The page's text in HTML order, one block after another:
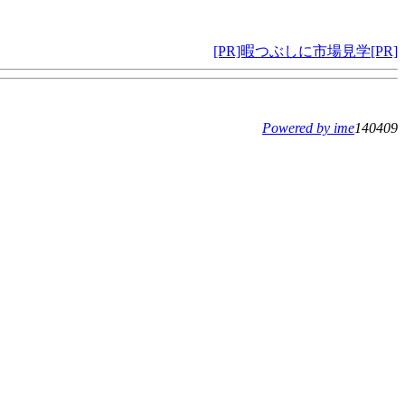
[PR]暇つぶしに市場見学[PR]
Powered by ime140409